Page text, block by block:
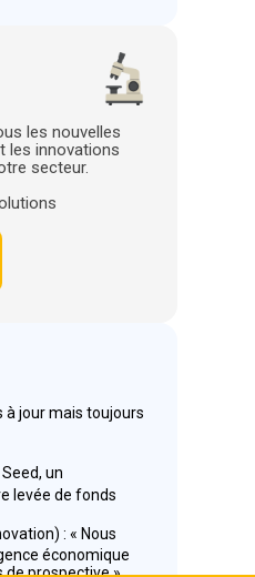
les nouvelles
les innovations
secteur.
à jour mais toujours
un
levée de fonds
: « Nous
économique
de prospective »